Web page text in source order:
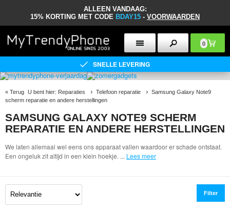
ALLEEN VANDAAG:
15% KORTING MET CODE BDAY15 - VOORWAARDEN
0
SNELLE LEVERING
« Terug U bent hier: Reparaties Telefoon reparatie
Samsung Galaxy Note9
scherm reparatie en andere herstellingen
SAMSUNG GALAXY NOTE9 SCHERM
REPARATIE EN ANDERE HERSTELLINGEN
We laten allemaal wel eens ons apparaat vallen waardoor er schade ontstaat.
Een ongeluk zit altijd in een klein hoekje. ... Lees meer
Filter